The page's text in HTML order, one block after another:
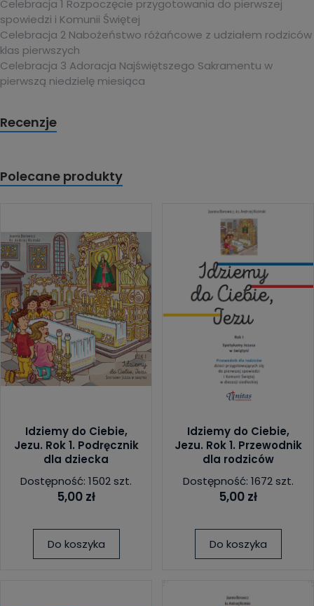
Celebracja 1 Rozpoczęcie przygotowania do pierwszej
spowiedzi i Komunii Świętej
Celebracja 2 Nabożeństwo różańcowe z udziałem rodziców
klas pierwszych
Celebracja 3 Adoracja Najświętszego Sakramentu w
pierwszą niedzielę miesiąca
Recenzje
Polecane produkty
Idziemy do Ciebie,
Jezu. Rok 1. Podręcznik
dla dziecka
Dostępność: 1502 szt.
5,00 zł
Do koszyka
Idziemy do Ciebie,
Jezu. Rok 1. Przewodnik
dla rodziców
Dostępność: 1672 szt.
5,00 zł
Do koszyka